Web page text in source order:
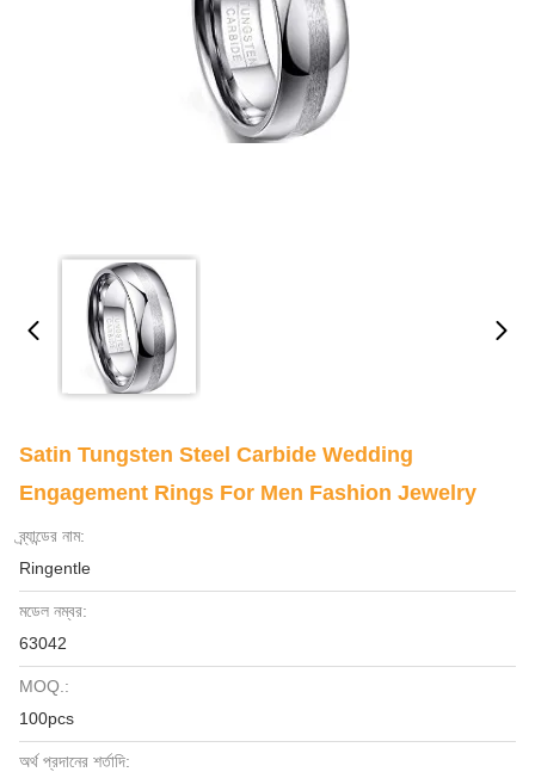
Satin Tungsten Steel Carbide Wedding
Engagement Rings For Men Fashion Jewelry
ব্র্যান্ডের নাম:
Ringentle
মডেল নম্বর:
63042
MOQ.:
100pcs
অর্থ প্রদানের শর্তাদি: